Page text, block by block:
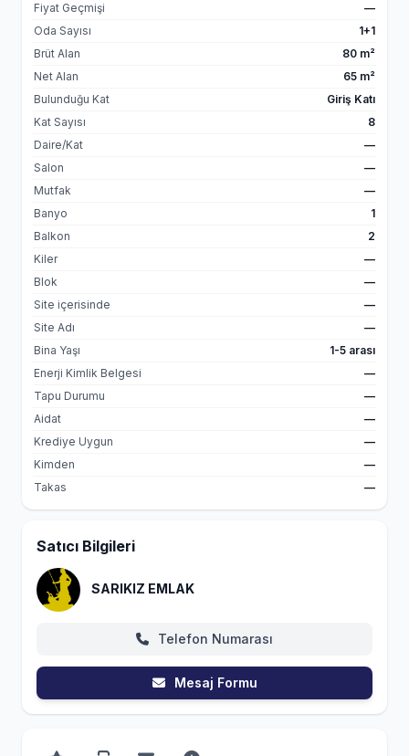
Fiyat Geçmişi
—
Oda Sayısı
1+1
Brüt Alan
80 m²
Net Alan
65 m²
Bulunduğu Kat
Giriş Katı
Kat Sayısı
8
Daire/Kat
—
Salon
—
Mutfak
—
Banyo
1
Balkon
2
Kiler
—
Blok
—
Site içerisinde
—
Site Adı
—
Bina Yaşı
1-5 arası
Enerji Kimlik Belgesi
—
Tapu Durumu
—
Aidat
—
Krediye Uygun
—
Kimden
—
Takas
—
Satıcı Bilgileri
SARIKIZ EMLAK
Telefon Numarası
Mesaj Formu